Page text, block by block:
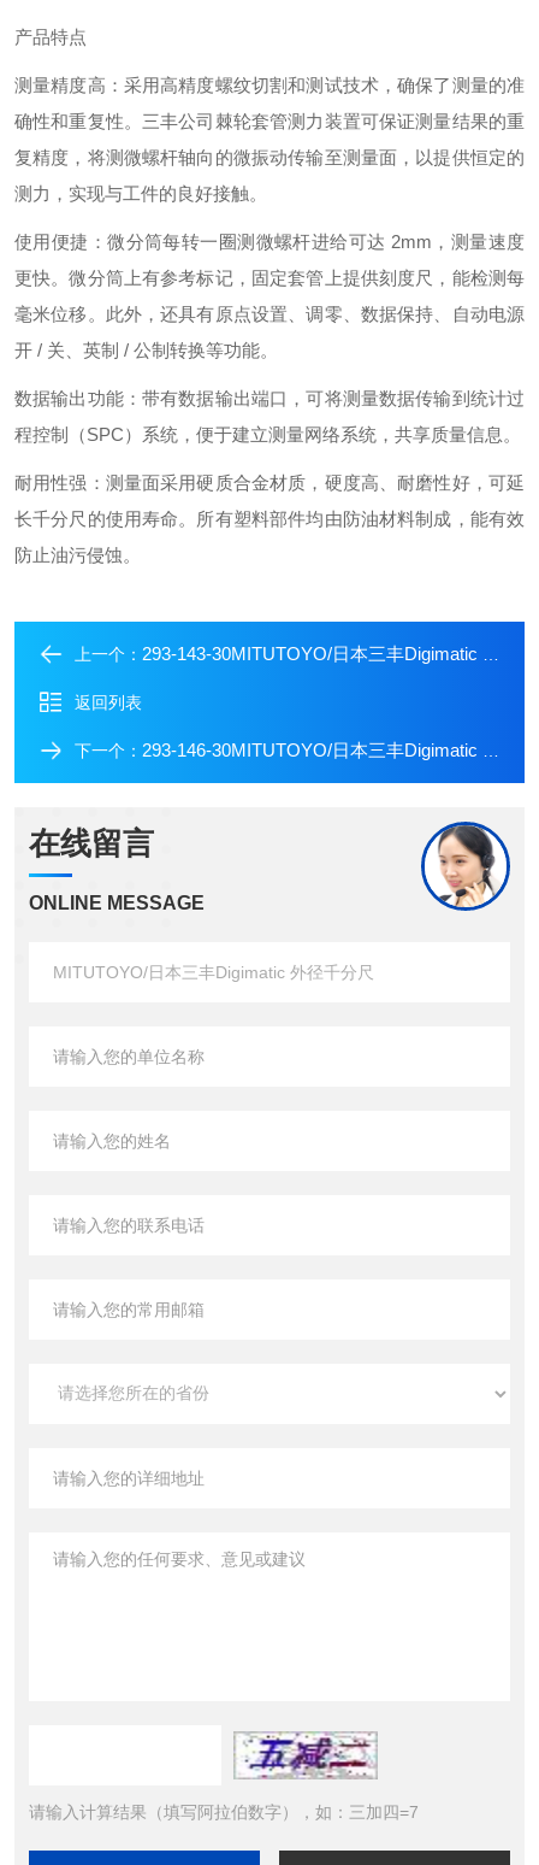
产品特点
测量精度高：采用高精度螺纹切割和测试技术，确保了测量的准
确性和重复性。三丰公司棘轮套管测力装置可保证测量结果的重
复精度，将测微螺杆轴向的微振动传输至测量面，以提供恒定的
测力，实现与工件的良好接触。
使用便捷：微分筒每转一圈测微螺杆进给可达 2mm，测量速度
更快。微分筒上有参考标记，固定套管上提供刻度尺，能检测每
毫米位移。此外，还具有原点设置、调零、数据保持、自动电源
开 / 关、英制 / 公制转换等功能。
数据输出功能：带有数据输出端口，可将测量数据传输到统计过
程控制（SPC）系统，便于建立测量网络系统，共享质量信息。
耐用性强：测量面采用硬质合金材质，硬度高、耐磨性好，可延
长千分尺的使用寿命。所有塑料部件均由防油材料制成，能有效
防止油污侵蚀。
上一个： 293-143-30MITUTOYO/日本三丰Digimatic 外径千分尺
返回列表
下一个： 293-146-30MITUTOYO/日本三丰Digimatic 外径千分尺
在线留言
ONLINE MESSAGE
请输入计算结果（填写阿拉伯数字），如：三加四=7